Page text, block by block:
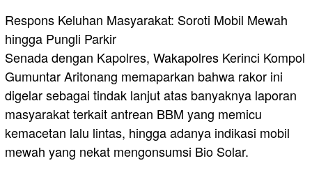
​Respons Keluhan Masyarakat: Soroti Mobil Mewah
hingga Pungli Parkir
​Senada dengan Kapolres, Wakapolres Kerinci Kompol
Gumuntar Aritonang memaparkan bahwa rakor ini
digelar sebagai tindak lanjut atas banyaknya laporan
masyarakat terkait antrean BBM yang memicu
kemacetan lalu lintas, hingga adanya indikasi mobil
mewah yang nekat mengonsumsi Bio Solar.